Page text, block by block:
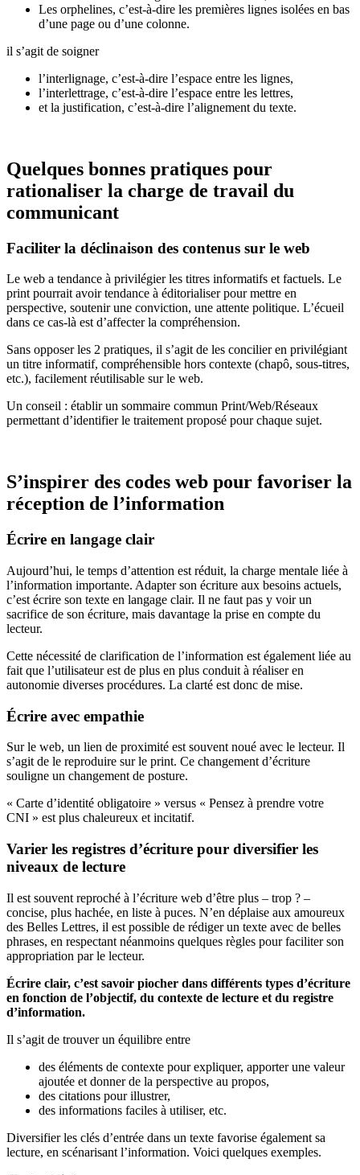
Les orphelines, c’est-à-dire les premières lignes isolées en bas
d’une page ou d’une colonne.
il s’agit de soigner
l’interlignage, c’est-à-dire l’espace entre les lignes,
l’interlettrage, c’est-à-dire l’espace entre les lettres,
et la justification, c’est-à-dire l’alignement du texte.
Quelques bonnes pratiques pour
rationaliser la charge de travail du
communicant
Faciliter la déclinaison des contenus sur le web
Le web a tendance à privilégier les titres informatifs et factuels. Le
print pourrait avoir tendance à éditorialiser pour mettre en
perspective, soutenir une conviction, une attente politique. L’écueil
dans ce cas-là est d’affecter la compréhension.
Sans opposer les 2 pratiques, il s’agit de les concilier en privilégiant
un titre informatif, compréhensible hors contexte (chapô, sous-titres,
etc.), facilement réutilisable sur le web.
Un conseil : établir un sommaire commun Print/Web/Réseaux
permettant d’identifier le traitement proposé pour chaque sujet.
S’inspirer des codes web pour favoriser la
réception de l’information
Écrire en langage clair
Aujourd’hui, le temps d’attention est réduit, la charge mentale liée à
l’information importante. Adapter son écriture aux besoins actuels,
c’est écrire son texte en langage clair. Il ne faut pas y voir un
sacrifice de son écriture, mais davantage la prise en compte du
lecteur.
Cette nécessité de clarification de l’information est également liée au
fait que l’utilisateur est de plus en plus conduit à réaliser en
autonomie diverses procédures. La clarté est donc de mise.
Écrire avec empathie
Sur le web, un lien de proximité est souvent noué avec le lecteur. Il
s’agit de le reproduire sur le print. Ce changement d’écriture
souligne un changement de posture.
« Carte d’identité obligatoire » versus « Pensez à prendre votre
CNI » est plus chaleureux et incitatif.
Varier les registres d’écriture pour diversifier les
niveaux de lecture
Il est souvent reproché à l’écriture web d’être plus – trop ? –
concise, plus hachée, en liste à puces. N’en déplaise aux amoureux
des Belles Lettres, il est possible de rédiger un texte avec de belles
phrases, en respectant néanmoins quelques règles pour faciliter son
appropriation par le lecteur.
Écrire clair, c’est savoir piocher dans différents types d’écriture
en fonction de l’objectif, du contexte de lecture et du registre
d’information.
Il s’agit de trouver un équilibre entre
des éléments de contexte pour expliquer, apporter une valeur
ajoutée et donner de la perspective au propos,
des citations pour illustrer,
des informations faciles à utiliser, etc.
Diversifier les clés d’entrée dans un texte favorise également sa
lecture, en scénarisant l’information. Voici quelques exemples.